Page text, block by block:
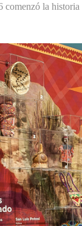
comenzó la